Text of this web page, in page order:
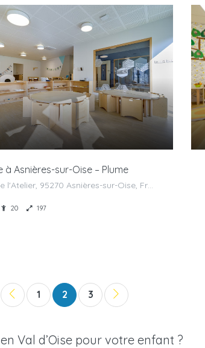
à Asnières-sur-Oise – Plume
1 Rue de l'Atelier, 95270 Asnières-sur-Oise, France
20 197
1 2 3
Val d’Oise pour votre enfant ?